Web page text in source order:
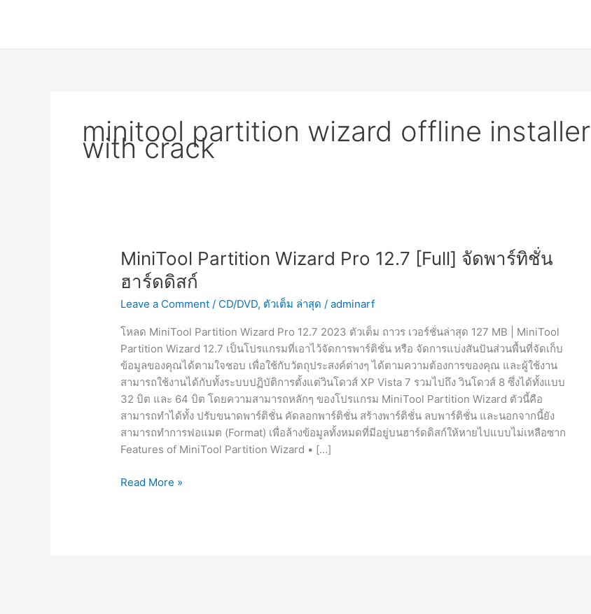
minitool partition wizard offline installer
with crack
MiniTool Partition Wizard Pro 12.7 [Full] จัดพาร์ทิชั่น
ฮาร์ดดิสก์
Leave a Comment / CD/DVD, ตัวเต็ม ล่าสุด /adminarf
โหลด MiniTool Partition Wizard Pro 12.7 2023 ตัวเต็ม ถาวร เวอร์ชั่นล่าสุด 127 MB | MiniTool
Partition Wizard 12.7 เป็นโปรแกรมที่เอาไว้จัดการพาร์ติชั่น หรือ จัดการแบ่งสันปันส่วนพื้นที่จัดเก็บ
ข้อมูลของคุณได้ตามใจชอบ เพื่อใช้กับวัตถุประสงค์ต่างๆ ได้ตามความต้องการของคุณ และผู้ใช้งาน
สามารถใช้งานได้กับทั้งระบบปฏิบัติการตั้งแต่วินโดวส์ XP Vista 7 รวมไปถึง วินโดวส์ 8 ซึ่งได้ทั้งแบบ
32 บิต และ 64 บิต โดยความสามารถหลักๆ ของโปรแกรม MiniTool Partition Wizard ตัวนี้คือ
สามารถทำได้ทั้ง ปรับขนาดพาร์ติชั่น คัดลอกพาร์ติชั่น สร้างพาร์ติชั่น ลบพาร์ติชั่น และนอกจากนี้ยัง
สามารถทำการฟอแมต (Format) เพื่อล้างข้อมูลทั้งหมดที่มีอยู่บนฮาร์ดดิสก์ให้หายไปแบบไม่เหลือซาก
Features of MiniTool Partition Wizard • […]
MiniTool
Read More »